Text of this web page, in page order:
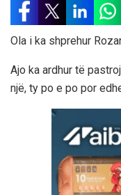
Ola i ka shprehur
Ajo ka ardhur të
një, ty po e po por